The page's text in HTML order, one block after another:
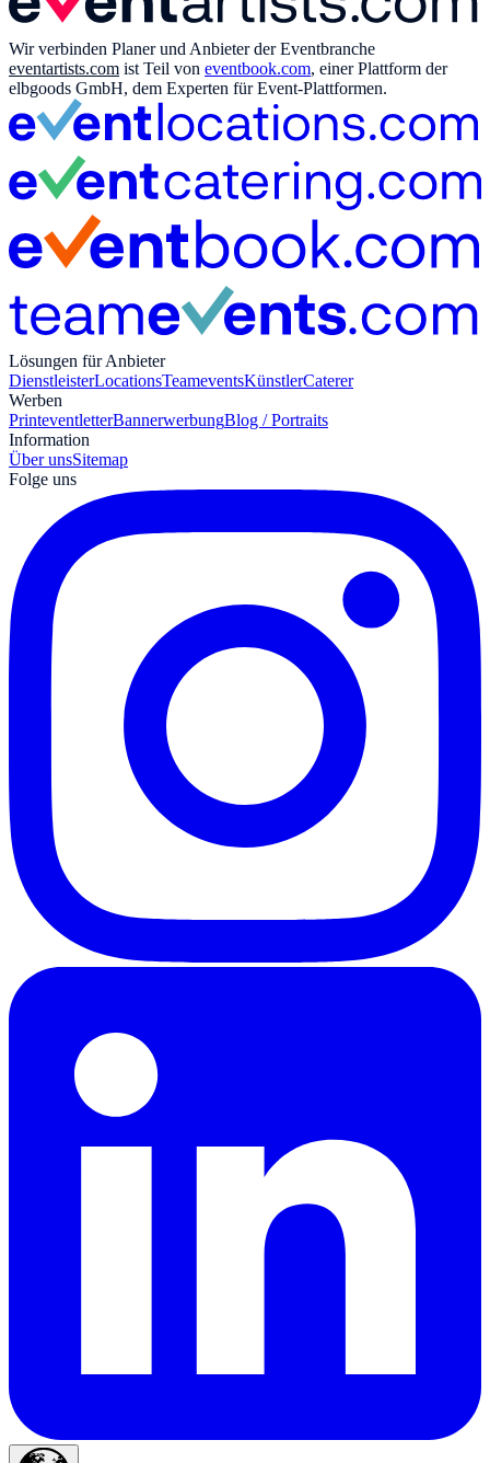
Wir verbinden Planer und Anbieter der Eventbranche
eventartists.com ist Teil von eventbook.com, einer Plattform der
elbgoods GmbH, dem Experten für Event-Plattformen.
Lösungen für Anbieter
DienstleisterLocationsTeameventsKünstlerCaterer
Werben
PrinteventletterBannerwerbungBlog / Portraits
Information
Über unsSitemap
Folge uns